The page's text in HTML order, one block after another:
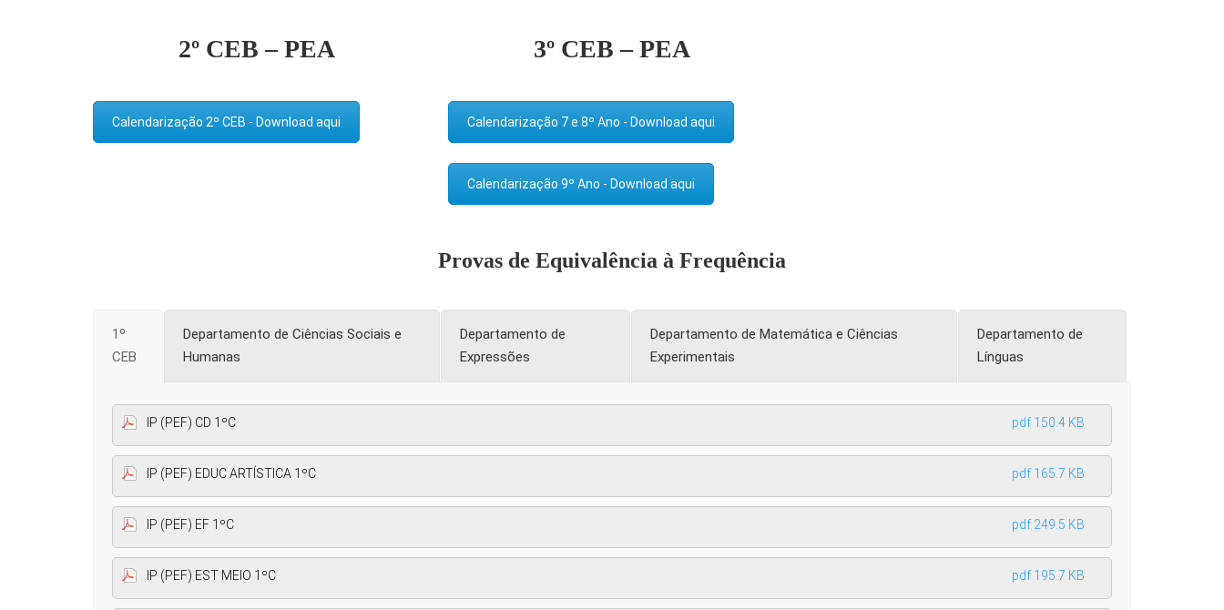
2º CEB – PEA
Calendarização 2º CEB - Download aqui
3º CEB – PEA
Calendarização 7 e 8º Ano - Download aqui
Calendarização 9º Ano - Download aqui
Provas de Equivalência à Frequência
1º
CEB
Departamento de Ciências Sociais e
Humanas
Departamento de
Expressões
Departamento de Matemática e Ciências
Experimentais
Departamento de
Línguas
IP (PEF) CD 1ºC pdf 150.4 KB
IP (PEF) EDUC ARTÍSTICA 1ºC pdf 165.7 KB
IP (PEF) EF 1ºC pdf 249.5 KB
IP (PEF) EST MEIO 1ºC pdf 195.7 KB